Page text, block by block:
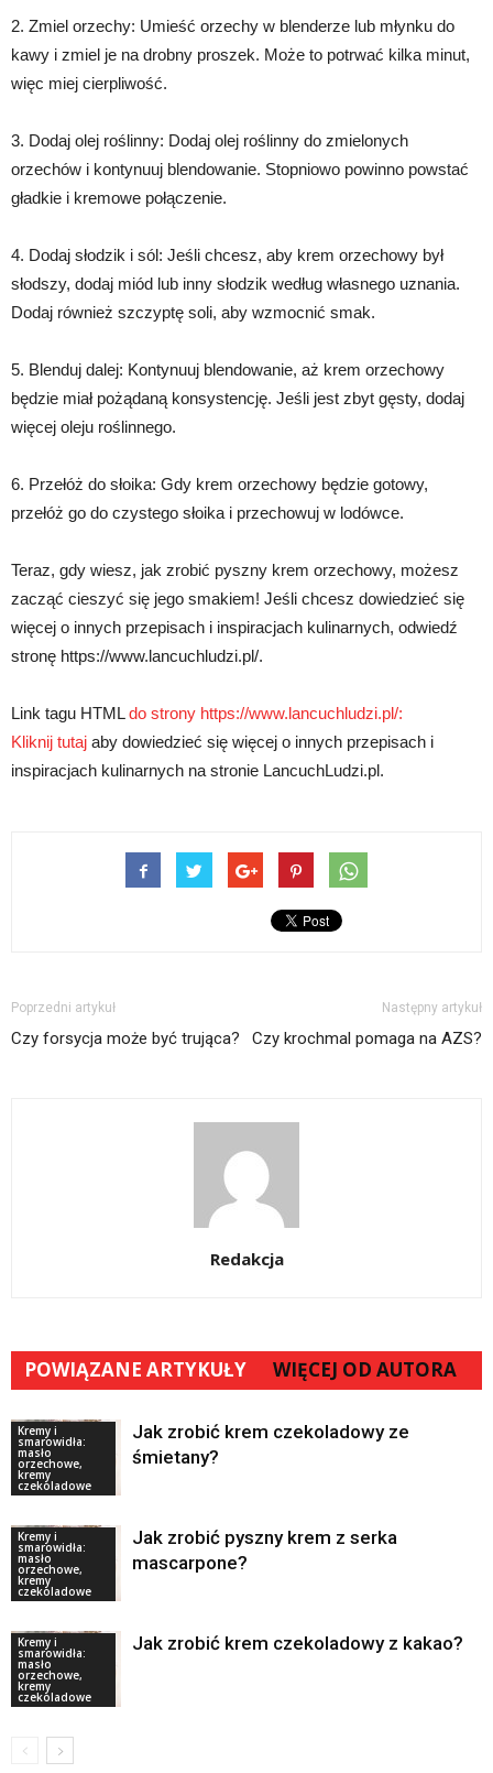
2. Zmiel orzechy: Umieść orzechy w blenderze lub młynku do
kawy i zmiel je na drobny proszek. Może to potrwać kilka minut,
więc miej cierpliwość.
3. Dodaj olej roślinny: Dodaj olej roślinny do zmielonych
orzechów i kontynuuj blendowanie. Stopniowo powinno powstać
gładkie i kremowe połączenie.
4. Dodaj słodzik i sól: Jeśli chcesz, aby krem orzechowy był
słodszy, dodaj miód lub inny słodzik według własnego uznania.
Dodaj również szczyptę soli, aby wzmocnić smak.
5. Blenduj dalej: Kontynuuj blendowanie, aż krem orzechowy
będzie miał pożądaną konsystencję. Jeśli jest zbyt gęsty, dodaj
więcej oleju roślinnego.
6. Przełóż do słoika: Gdy krem orzechowy będzie gotowy,
przełóż go do czystego słoika i przechowuj w lodówce.
Teraz, gdy wiesz, jak zrobić pyszny krem orzechowy, możesz
zacząć cieszyć się jego smakiem! Jeśli chcesz dowiedzieć się
więcej o innych przepisach i inspiracjach kulinarnych, odwiedź
stronę https://www.lancuchludzi.pl/.
Link tagu HTMLdo strony https://www.lancuchludzi.pl/:
Kliknij tutaj aby dowiedzieć się więcej o innych przepisach i
inspiracjach kulinarnych na stronie LancuchLudzi.pl.
Poprzedni artykuł
Czy forsycja może być trująca?
Następny artykuł
Czy krochmal pomaga na AZS?
Redakcja
POWIĄZANE ARTYKUŁY WIĘCEJ OD AUTORA
Kremy i
smarowidła:
masło
orzechowe,
kremy
czekoladowe
Jak zrobić krem czekoladowy ze
śmietany?
Kremy i
smarowidła:
masło
orzechowe,
kremy
czekoladowe
Jak zrobić pyszny krem z serka
mascarpone?
Kremy i
smarowidła:
masło
orzechowe,
kremy
czekoladowe
Jak zrobić krem czekoladowy z kakao?